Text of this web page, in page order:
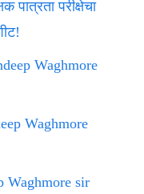
पात्रता परीक्षेचा
Waghmore
Waghmore
Waghmore sir